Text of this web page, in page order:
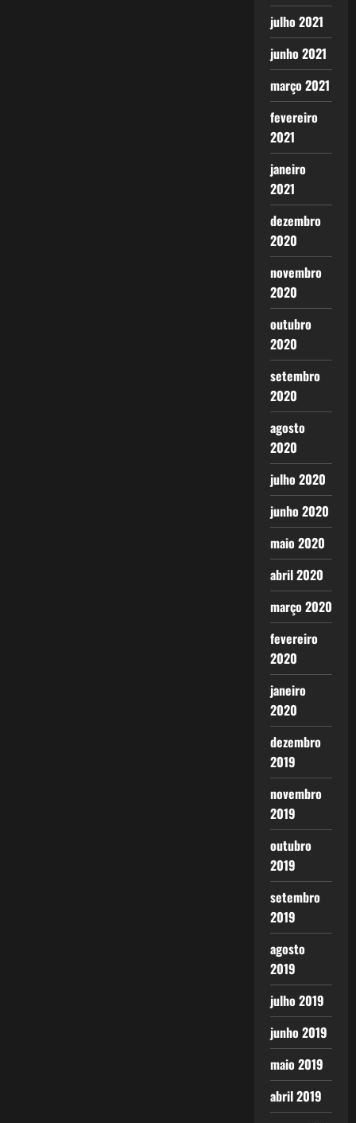
julho 2021
junho 2021
março 2021
fevereiro
2021
janeiro
2021
dezembro
2020
novembro
2020
outubro
2020
setembro
2020
agosto
2020
julho 2020
junho 2020
maio 2020
abril 2020
março 2020
fevereiro
2020
janeiro
2020
dezembro
2019
novembro
2019
outubro
2019
setembro
2019
agosto
2019
julho 2019
junho 2019
maio 2019
abril 2019